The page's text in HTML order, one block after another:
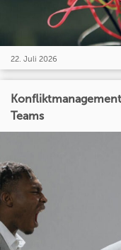
22. Juli 2026
Teams